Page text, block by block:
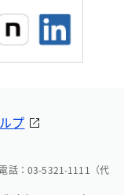
プ
話：03-5321-1111（代